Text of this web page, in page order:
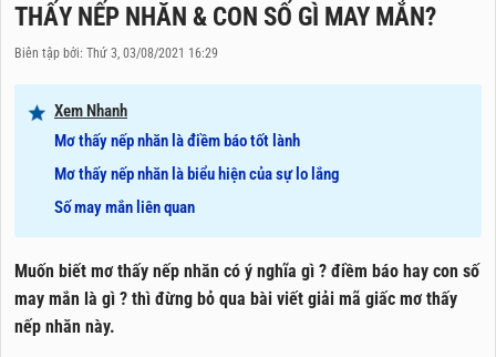
THẤY NẾP NHĂN & CON SỐ GÌ MAY MẮN?
Biên tập bởi: Thứ 3, 03/08/2021 16:29
Xem Nhanh
Mơ thấy nếp nhăn là điềm báo tốt lành
Mơ thấy nếp nhăn là biểu hiện của sự lo lắng
Số may mắn liên quan
Muốn biết mơ thấy nếp nhăn có ý nghĩa gì ? điềm báo hay con số
may mắn là gì ? thì đừng bỏ qua bài viết giải mã giấc mơ thấy
nếp nhăn này.